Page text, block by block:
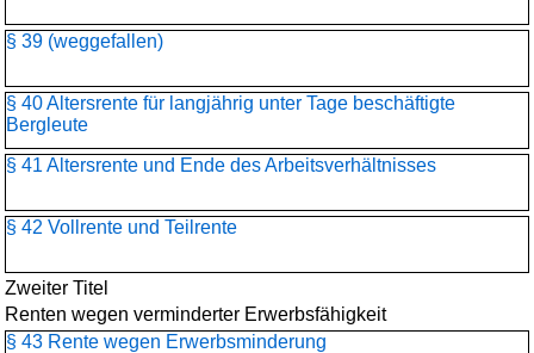
§ 39 (weggefallen)
§ 40 Altersrente für langjährig unter Tage beschäftigte
Bergleute
§ 41 Altersrente und Ende des Arbeitsverhältnisses
§ 42 Vollrente und Teilrente
Zweiter Titel
Renten wegen verminderter Erwerbsfähigkeit
§ 43 Rente wegen Erwerbsminderung